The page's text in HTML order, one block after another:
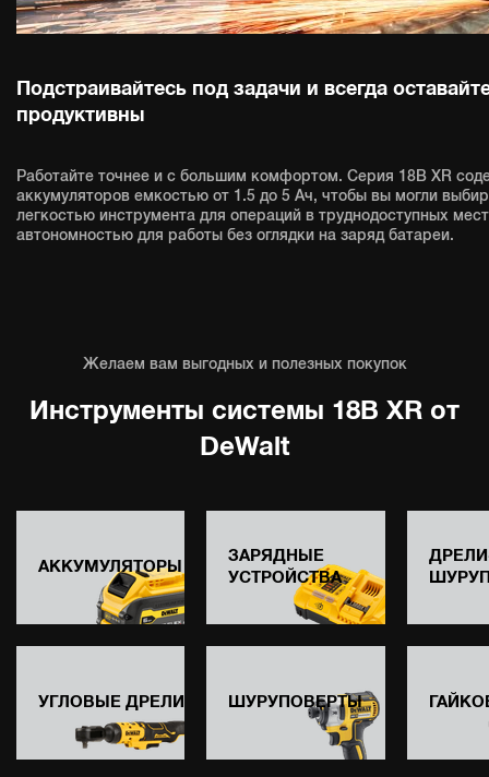
Подстраивайтесь под задачи и всегда
продуктивны
Работайте точнее и с большим комфортом. Серия 18В XR
аккумуляторов емкостью от 1.5 до 5 Ач, чтобы вы могли
легкостью инструмента для операций в труднодоступных
автономностью для работы без оглядки на заряд батареи.
Желаем вам выгодных и полезных покупок
Инструменты системы 18В XR от
DeWalt
АККУМУЛЯТОРЫ
ЗАРЯДНЫЕ
УСТРОЙСТВА
УГЛОВЫЕ ДРЕЛИ ШУРУПОВЕРТЫ